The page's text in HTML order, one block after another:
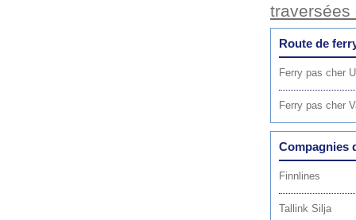
traversées
Route de
Ferry pas cher
Ferry pas cher
Compagnies
Finnlines
Tallink Silja